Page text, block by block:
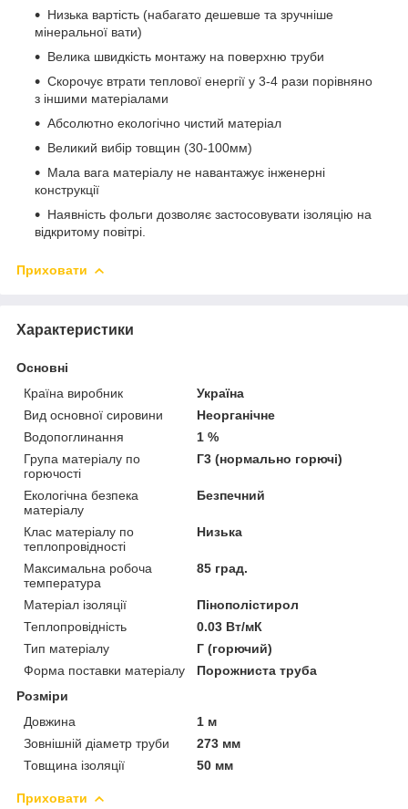
Низька вартість (набагато дешевше та зручніше
мінеральної вати)
Велика швидкість монтажу на поверхню труби
Скорочує втрати теплової енергії у 3-4 рази порівняно
з іншими матеріалами
Абсолютно екологічно чистий матеріал
Великий вибір товщин (30-100мм)
Мала вага матеріалу не навантажує інженерні
конструкції
Наявність фольги дозволяє застосовувати ізоляцію на
відкритому повітрі.
Приховати
Характеристики
Основні
Країна виробник
Україна
Вид основної сировини
Неорганічне
Водопоглинання
1 %
Група матеріалу по
горючості
Г3 (нормально горючі)
Екологічна безпека
матеріалу
Безпечний
Клас матеріалу по
теплопровідності
Низька
Максимальна робоча
температура
85 град.
Матеріал ізоляції
Пінополістирол
Теплопровідність
0.03 Вт/мК
Тип матеріалу
Г (горючий)
Форма поставки матеріалу
Порожниста труба
Розміри
Довжина
1 м
Зовнішній діаметр труби
273 мм
Товщина ізоляції
50 мм
Приховати